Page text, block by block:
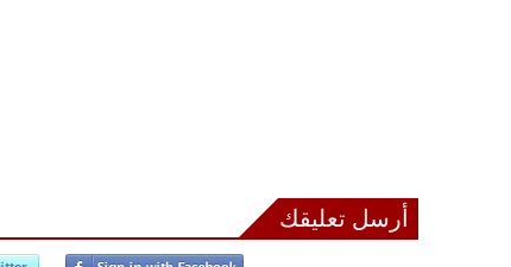
أرسل تعليقك